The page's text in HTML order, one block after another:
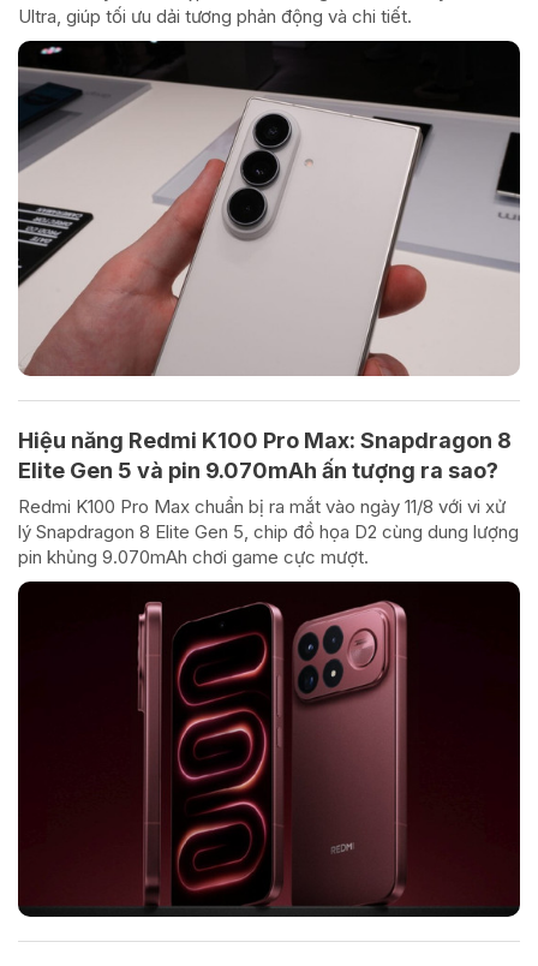
Ultra, giúp tối ưu dải tương phản động và chi tiết.
Hiệu năng Redmi K100 Pro Max: Snapdragon 8
Elite Gen 5 và pin 9.070mAh ấn tượng ra sao?
Redmi K100 Pro Max chuẩn bị ra mắt vào ngày 11/8 với vi xử
lý Snapdragon 8 Elite Gen 5, chip đồ họa D2 cùng dung lượng
pin khủng 9.070mAh chơi game cực mượt.